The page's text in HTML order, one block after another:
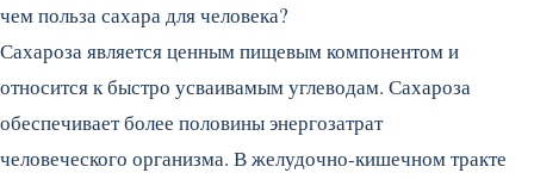
чем польза сахара для человека?
Сахароза является ценным пищевым компонентом и
относится к быстро усваивамым углеводам. Сахароза
обеспечивает более половины энергозатрат
человеческого организма. В желудочно-кишечном тракте